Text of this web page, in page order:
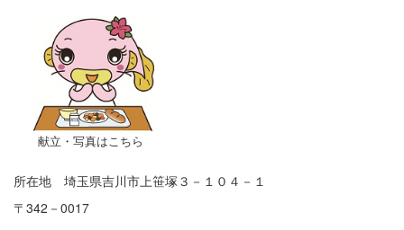
献立・写真はこちら
所在地 埼玉県吉川市上笹塚３－１０４－１
〒342－0017